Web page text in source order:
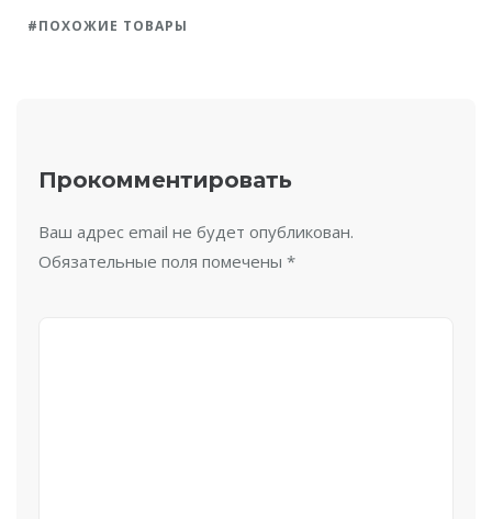
ПОХОЖИЕ ТОВАРЫ
Прокомментировать
Ваш адрес email не будет опубликован.
Обязательные поля помечены *